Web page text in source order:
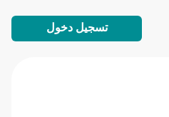
تسجيل دخول